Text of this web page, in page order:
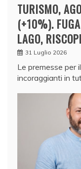
TURISMO,
(+10%).
LAGO,
31 Luglio 2026
Le premesse per
incoraggianti in